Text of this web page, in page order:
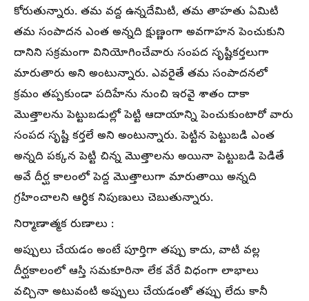
కోరుతున్నారు. తమ వద్ద ఉన్నదేమిటి, తమ తాహతు ఏమిటి
తమ సంపాదన ఎంత అన్నది క్షుణ్ణంగా అవగాహన పెంచుకుని
దానిని సక్రమంగా వినియోగించేవారు సంపద సృష్టికర్తలుగా
మారుతారు అని అంటున్నారు. ఎవరైతే తమ సంపాదనలో
క్రమం తప్పకుండా పదిహేను నుంచి ఇరవై శాతం దాకా
మొత్తాలను పెట్టుబడుల్లో పెట్టి ఆదాయాన్ని పెంచుకుంటారో వారు
సంపద సృష్టి కర్తలే అని అంటున్నారు. పెట్టిన పెట్టుబడి ఎంత
అన్నది పక్కన పెట్టి చిన్న మొత్తాలను అయినా పెట్టుబడి పెడితే
అవే దీర్ఘ కాలంలో పెద్ద మొత్తాలుగా మారుతాయి అన్నది
గ్రహించాలని ఆర్ధిక నిపుణులు చెబుతున్నారు.
నిర్మాణాత్మక రుణాలు :
అప్పులు చేయడం అంటే పూర్తిగా తప్పు కాదు, వాటి వల్ల
దీర్ఘకాలంలో ఆస్తి సమకూరినా లేక వేరే విధంగా లాభాలు
వచ్చినా అటువంటి అప్పులు చేయడంతో తప్పు లేదు కానీ